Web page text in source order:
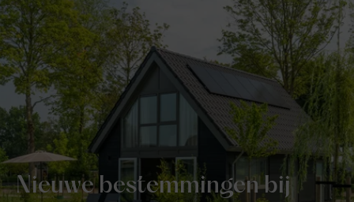
Nieuwe bestemmingen bij